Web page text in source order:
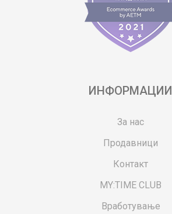
ИНФОРМАЦИИ
За нас
Продавници
Контакт
MY:TIME CLUB
Вработување